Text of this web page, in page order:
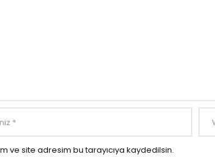
ve site adresim bu tarayıcıya kaydedilsin.